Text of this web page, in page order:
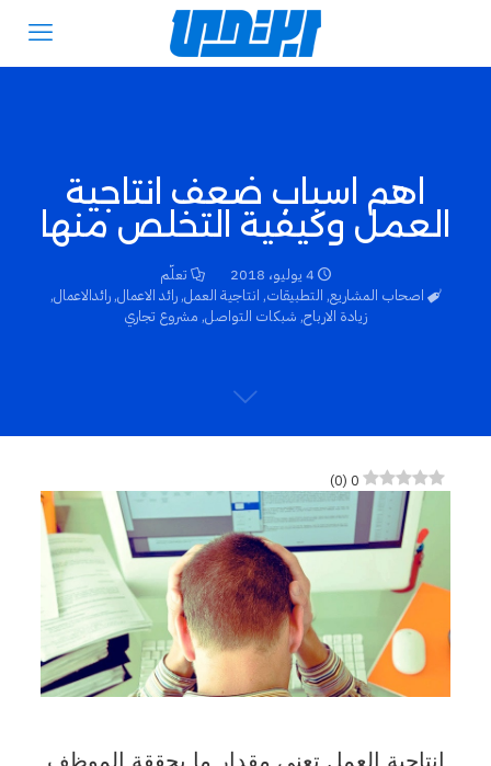
اهم اسباب ضعف انتاجية
العمل وكيفية التخلص منها
4 يوليو، 2018
تعلّم
اصحاب المشاريع, التطبيقات, انتاجية العمل,رائد الاعمال,رائدالاعمال,
زيادة الارباح, شبكات التواصل, مشروع تجاري
0
(
0
)
انتاجية العمل تعنى مقدار ما يحققة الموظف